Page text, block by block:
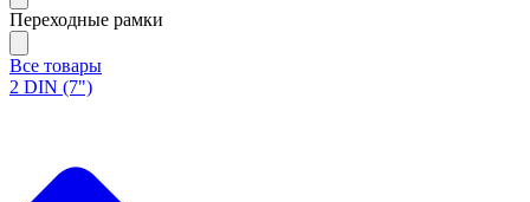
Переходные рамки
Все товары
2 DIN (7")